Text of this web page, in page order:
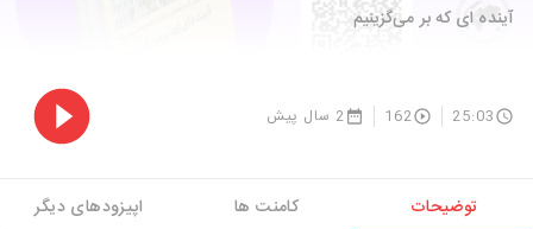
آینده ای که بر ‌می‌گزینیم
25:03
162 2 سال پیش
توضیحات کامنت ها اپیزودهای دیگر